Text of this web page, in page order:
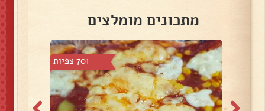
מתכונים מומלצים
701 צפיות